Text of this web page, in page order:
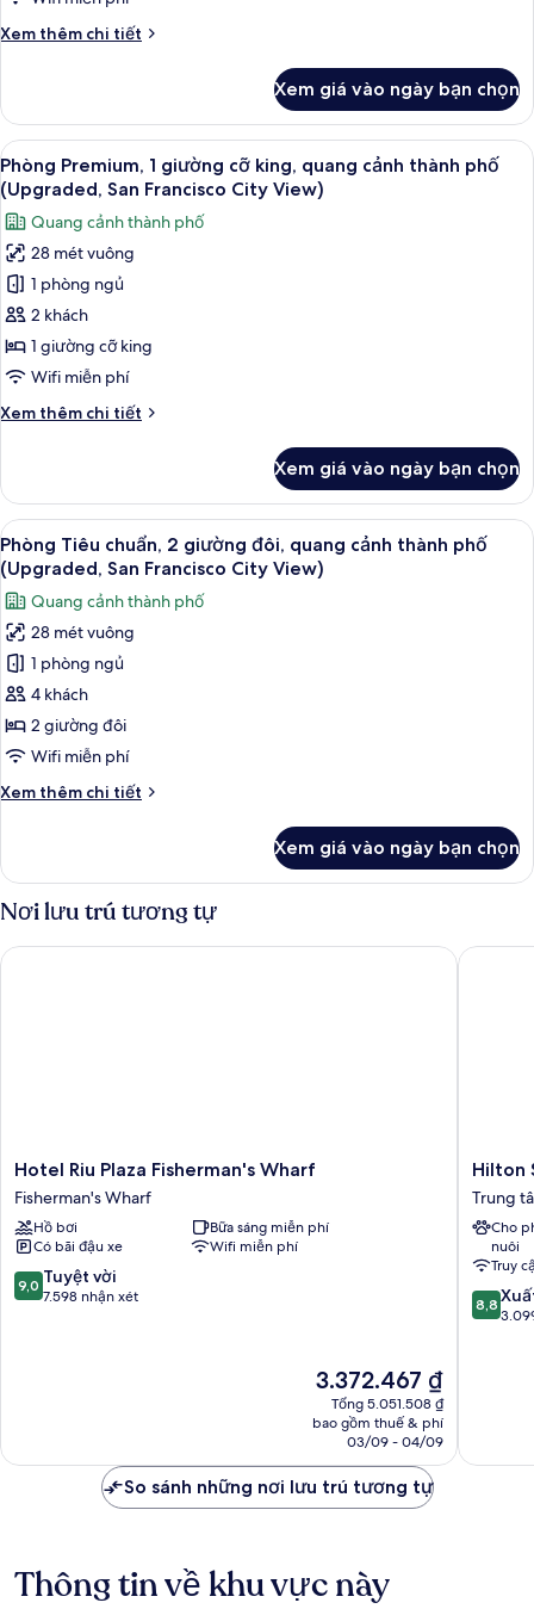
(Communications
king,
phù
hợp
cho
người
khuyết
tật
(Mobility)
Xem thêm chi tiết
Chi
Phòng
Tiêu
chuẩn,
1
giường
cỡ
king,
bồn
tắm
phù
cho
người
tật
Xem giá vào ngày bạn chọn
Xem
tất
cả
ảnh
Phòng
Premium,
1
giường
cỡ
quang
phố
(Upgraded,
San
Francisco
City
View)
Bộ đồ giường kháng dị ứng, két bảo
6
Phòng Premium, 1 giường cỡ king, quang cảnh thành phố
(Upgraded, San Francisco City View)
Quang cảnh thành phố
28 mét vuông
1 phòng ngủ
2 khách
1 giường cỡ king
Wifi miễn phí
Xem thêm chi tiết
Chi
Phòng
Premium,
1
giường
cỡ
king,
quang
cảnh
thành
phố
San
Francisco
View)
Xem giá vào ngày bạn chọn
Xem
tất
cả
ảnh
Phòng
Tiêu
chuẩn,
2
giường
quang
phố
(Upgraded,
San
Francisco
Bộ đồ giường kháng dị ứng, két bảo
6
Phòng Tiêu chuẩn, 2 giường đôi, quang cảnh thành phố
(Upgraded, San Francisco City View)
Quang cảnh thành phố
28 mét vuông
1 phòng ngủ
4 khách
2 giường đôi
Wifi miễn phí
Xem thêm chi tiết
Chi
Phòng
Tiêu
chuẩn,
giường
View)
Xem giá vào ngày bạn chọn
Nơi lưu trú tương tự
Hotel
Riu
Plaza
Fisherman's
Wharf
Fisherman's
Wharf
Hotel Riu Plaza Fisherman's Wharf
Fisherman's Wharf
Hồ bơi
Bữa sáng miễn phí
Có bãi đậu xe
Wifi miễn phí
9.0
trên
9,0 Tuyệt vời
7.598 nhận xét
Giá
hiện
tại
3.372.467 ₫
3.372.467 ₫
Tổng 5.051.508 ₫
bao gồm thuế & phí
03/09 - 04/09
Hotel Riu Plaza Fisherman's Wharf
Hilton
San
Financial
District
Trung
tâm
San
Hilton
Trung
Cho
nuôi
Truy
8.8
trên
8,8
Hilton
So sánh những nơi lưu trú tương tự
Thông tin về khu vực này